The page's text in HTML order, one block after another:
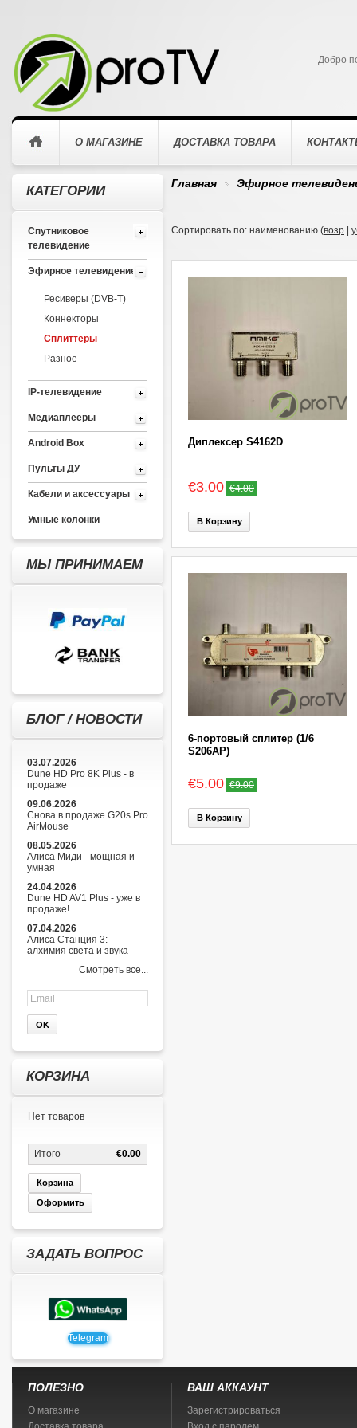
О МАГАЗИНЕ ДОСТАВКА ТОВАРА
Добро
КАТЕГОРИИ
Спутниковое
телевидение
Эфирное телевидение
Ресиверы (DVB-T)
Коннекторы
Сплиттеры
Разное
IP-телевидение
Медиаплееры
Android Box
Пульты ДУ
Кабели и аксессуары
Умные колонки
МЫ ПРИНИМАЕМ
БЛОГ / НОВОСТИ
03.07.2026
Dune HD Pro 8K Plus - в
продаже
09.06.2026
Снова в продаже G20s Pro
AirMouse
08.05.2026
Алиса Миди - мощная и
умная
24.04.2026
Dune HD AV1 Plus - уже в
продаже!
07.04.2026
Алиса Станция 3:
алхимия света и звука
Смотреть все...
КОРЗИНА
Нет товаров
€0.00
Итого
Корзина
Оформить
ЗАДАТЬ ВОПРОС
Telegram
Главная
Эфирное
Сортировать по: наименованию (возр
Диплексер S4162D
€3.00 €4.00
В Корзину
6-портовый сплитер (1/6
S206AP)
€5.00 €9.00
В Корзину
ПОЛЕЗНО
О магазине
ВАШ АККАУНТ
Зарегистрироваться